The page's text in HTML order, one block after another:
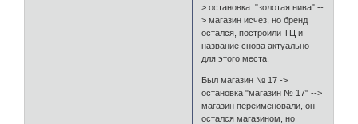
> остановка "золотая нива" --
> магазин исчез, но бренд
остался, построили ТЦ и
название снова актуально
для этого места.
Был магазин № 17 ->
остановка "магазин № 17" -->
магазин переименовали, он
остался магазином, но